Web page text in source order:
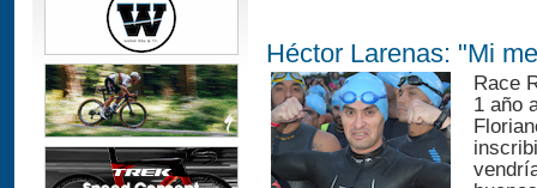
Héctor Larenas: "Mi
Race
1 año